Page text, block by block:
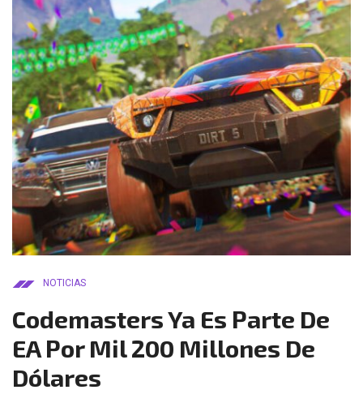
NOTICIAS
Codemasters Ya Es Parte De
EA Por Mil 200 Millones De
Dólares